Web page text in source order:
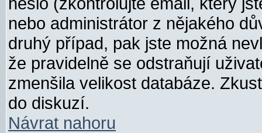
nebo administrátor z nějakého
druhý případ, pak jste možná
že pravidelně se odstraňují
zmenšila velikost databáze.
do diskuzí.
Návrat nahoru